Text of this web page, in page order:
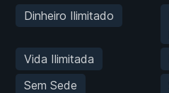
Dinheiro Ilimitado
Vida Ilimitada
Sem Sede